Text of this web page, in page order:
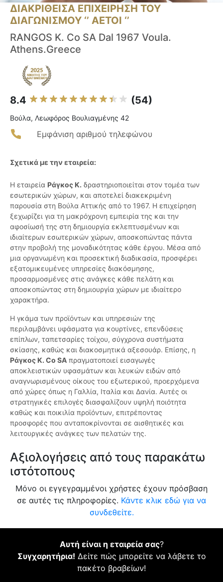
ΔΙΑΚΡΙΘΕΙΣΑ ΕΠΙΧΕΙΡΗΣΗ ΤΟΥ
ΔΙΑΓΩΝΙΣΜΟΥ ‘’ ΑΕΤΟΙ ‘’
RANGOS K. Co SA Dal 1967 Voula.
Athens.Greece
8.4 (54)
Βούλα, Λεωφόρος Βουλιαγμένης 42
Εμφάνιση αριθμού τηλεφώνου
Σχετικά με την εταιρεία:
Η εταιρεία Ράγκος Κ. δραστηριοποιείται στον τομέα των
εσωτερικών χώρων, και αποτελεί διακεκριμένη
παρουσία στη Βούλα Αττικής από το 1967. Η επιχείρηση
ξεχωρίζει για τη μακρόχρονη εμπειρία της και την
αφοσίωσή της στη δημιουργία εκλεπτυσμένων και
ιδιαίτερων εσωτερικών χώρων, αποσκοπώντας πάντα
στην προβολή της μοναδικότητας κάθε έργου. Μέσα από
μια οργανωμένη και προσεκτική διαδικασία, προσφέρει
εξατομικευμένες υπηρεσίες διακόσμησης,
προσαρμοσμένες στις ανάγκες κάθε πελάτη και
αποσκοπώντας στη δημιουργία χώρων με ιδιαίτερο
χαρακτήρα.
Η γκάμα των προϊόντων και υπηρεσιών της
περιλαμβάνει υφάσματα για κουρτίνες, επενδύσεις
επίπλων, ταπετσαρίες τοίχου, σύγχρονα συστήματα
σκίασης, καθώς και διακοσμητικά αξεσουάρ. Επίσης, η
Ράγκος Κ. Co SA πραγματοποιεί εισαγωγές
αποκλειστικών υφασμάτων και λευκών ειδών από
αναγνωρισμένους οίκους του εξωτερικού, προερχόμενα
από χώρες όπως η Γαλλία, Ιταλία και Δανία. Αυτές οι
στρατηγικές επιλογές διασφαλίζουν υψηλή ποιότητα
καθώς και ποικιλία προϊόντων, επιτρέποντας
προσφορές που ανταποκρίνονται σε αισθητικές και
λειτουργικές ανάγκες των πελατών της.
Αξιολογήσεις από τους παρακάτω
ιστότοπους
Μόνο οι εγγεγραμμένοι χρήστες έχουν πρόσβαση
σε αυτές τις πληροφορίες. Κάντε κλικ εδώ για να
συνδεθείτε.
Αυτή είναι η εταιρεία σας?
Συγχαρητήρια! Δείτε πώς μπορείτε να λάβετε το
πακέτο βραβείων!